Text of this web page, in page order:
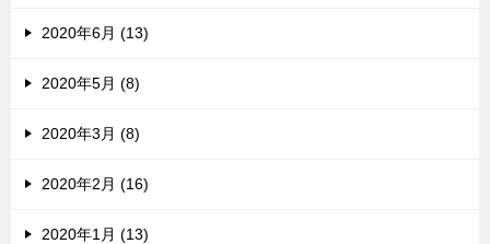
2020年6月 (13)
2020年5月 (8)
2020年3月 (8)
2020年2月 (16)
2020年1月 (13)